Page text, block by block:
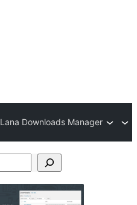
Lana Downloads Manager